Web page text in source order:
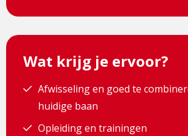
Wat krijg je ervoor?
Afwisseling en goed te
huidige baan
Opleiding en trainingen